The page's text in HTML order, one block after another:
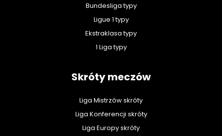
Bundesliga typy
Ligue 1 typy
Ekstraklasa typy
1 Liga typy
Skróty meczów
Liga Mistrzów skróty
Liga Konferencji skróty
Liga Europy skróty